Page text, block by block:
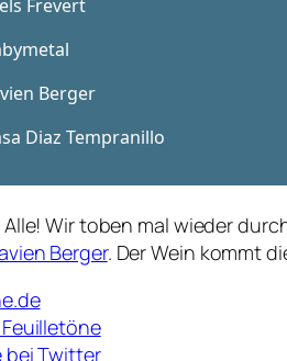
Wir toben mal wieder
Berger. Der Wein kommt
bei Twitter